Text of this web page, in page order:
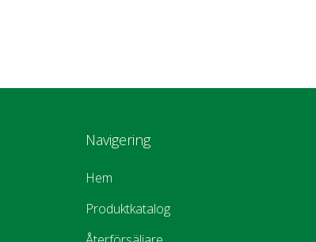
Navigering
Hem
Produktkatalog